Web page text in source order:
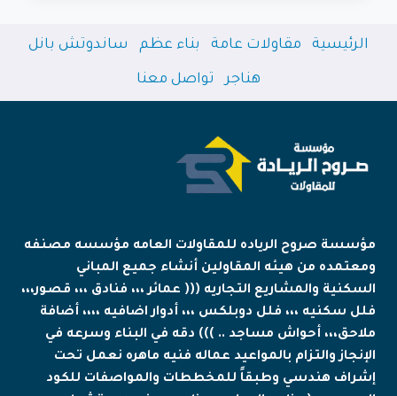
أفضل
الآمن
باحترافية
الرئيسية مقاولات عامة بناء عظم ساندوتش بانل
هناجر تواصل معنا
مؤسسة صروح الرياده للمقاولات العامه مؤسسه مصنفه
ومعتمده من هيئه المقاولين أنشاء جميع المباني
السكنية والمشاريع التجاريه ((( عمائر ،،، فنادق ،،، قصور،،،
فلل سكنيه ،،، فلل دوبلكس ،،، أدوار اضافيه ،،،، أضافة
ملاحق،،، أحواش مساجد .. ))) دقه في البناء وسرعه في
الإنجاز والتزام بالمواعيد عماله فنيه ماهره نعمل تحت
إشراف هندسي وطبقاً للمخططات والمواصفات للكود